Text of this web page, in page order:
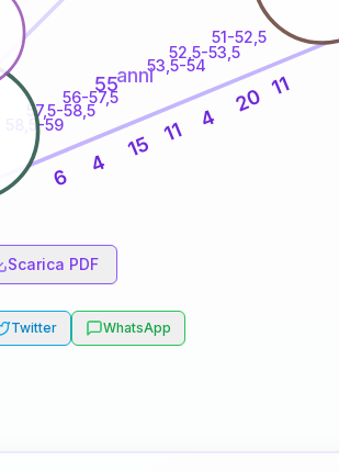
51-52,5
52,5-53,5
53,5-54
56-57,5
57,5-58,5
58,5-59
11
20
4
11
15
4
6
55anni
Scarica PDF
Twitter WhatsApp